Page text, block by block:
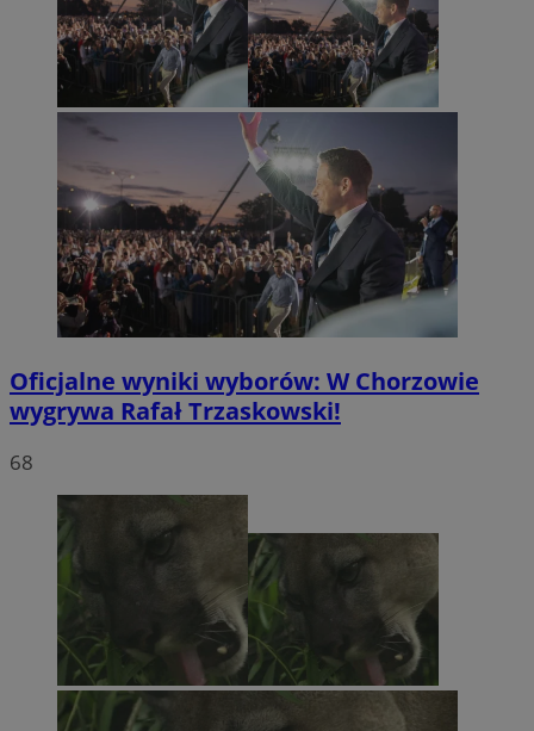
Oficjalne wyniki wyborów: W Chorzowie
wygrywa Rafał Trzaskowski!
68